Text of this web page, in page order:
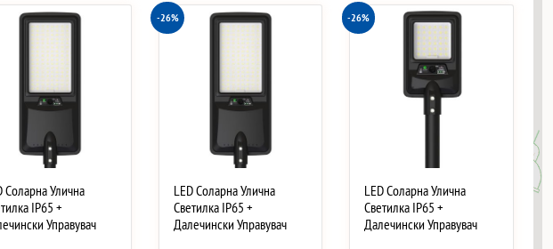
Соларна Улична
IP65 +
Управувач
-26%
LED Соларна Улична
Светилка IP65 +
Далечински Управувач
-26%
LED Соларна Улична
Светилка IP65 +
Далечински Управувач